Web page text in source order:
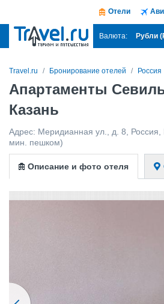
Отели
Валюта: Рубли
Travel.ru Бронирование отелей Россия
Апартаменты
Казань
Адрес: Меридианная ул., д. 8 Россия
мин. пешком)
Описание и фото отеля